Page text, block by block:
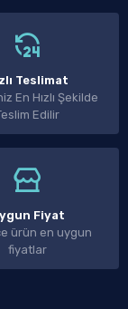
Teslimat
En Hızlı Şekilde
Edilir
Fiyat
ürün en uygun
fiyatlar